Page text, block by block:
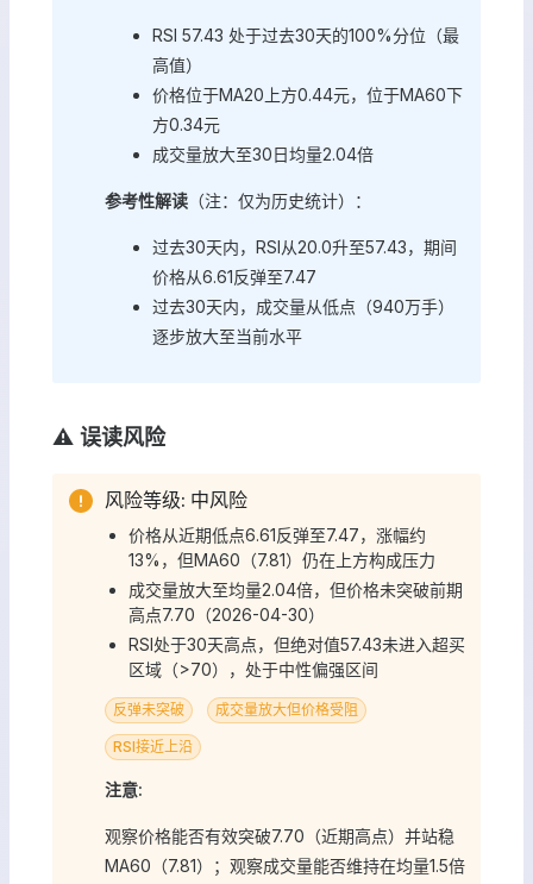
RSI 57.43 处于过去30天的100%分位（最
高值）
价格位于MA20上方0.44元，位于MA60下
方0.34元
成交量放大至30日均量2.04倍
参考性解读 （注：仅为历史统计）：
过去30天内，RSI从20.0升至57.43，期间
价格从6.61反弹至7.47
过去30天内，成交量从低点（940万手）
逐步放大至当前水平
⚠️ 误读风险
风险等级: 中风险
价格从近期低点6.61反弹至7.47，涨幅约
13%，但MA60（7.81）仍在上方构成压力
成交量放大至均量2.04倍，但价格未突破前期
高点7.70（2026-04-30）
RSI处于30天高点，但绝对值57.43未进入超买
区域（>70），处于中性偏强区间
反弹未突破 成交量放大但价格受阻
RSI接近上沿
注意:
观察价格能否有效突破7.70（近期高点）并站稳
MA60（7.81）；观察成交量能否维持在均量1.5倍